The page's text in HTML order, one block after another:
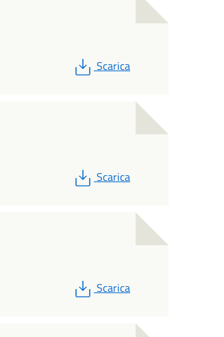
PDF
Scarica
PDF
Scarica
PDF
Scarica